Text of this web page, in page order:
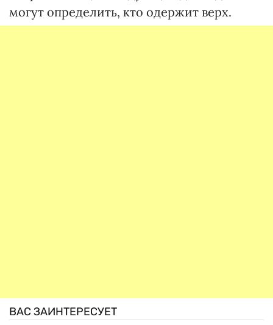
могут определить, кто одержит верх.
ВАС ЗАИНТЕРЕСУЕТ